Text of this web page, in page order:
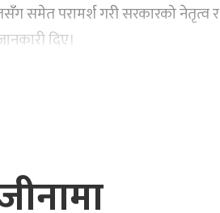
समेत परामर्श गरी सरकारको नेतृत्व र
दिए।